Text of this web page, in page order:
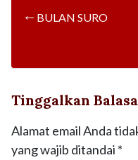
← BULAN SURO
Tinggalkan
Alamat email Anda
yang wajib ditandai *